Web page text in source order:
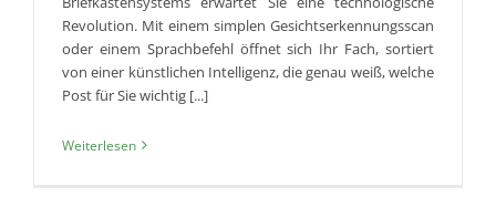
Revolution. Mit einem simplen Gesichtserkennungsscan
oder einem Sprachbefehl öffnet sich Ihr Fach, sortiert
von einer künstlichen Intelligenz, die genau weiß, welche
Post für Sie wichtig [...]
Weiterlesen